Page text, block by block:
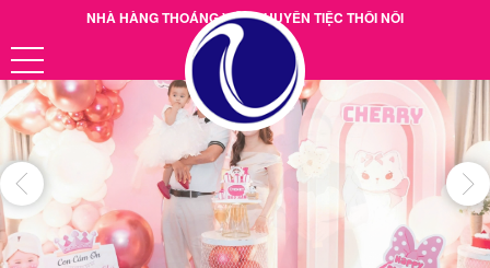
NHÀ HÀNG THOÁNG VIỆT CHUYÊN TIỆC THÔI NÔI
Hotline: 0901.38.39.40